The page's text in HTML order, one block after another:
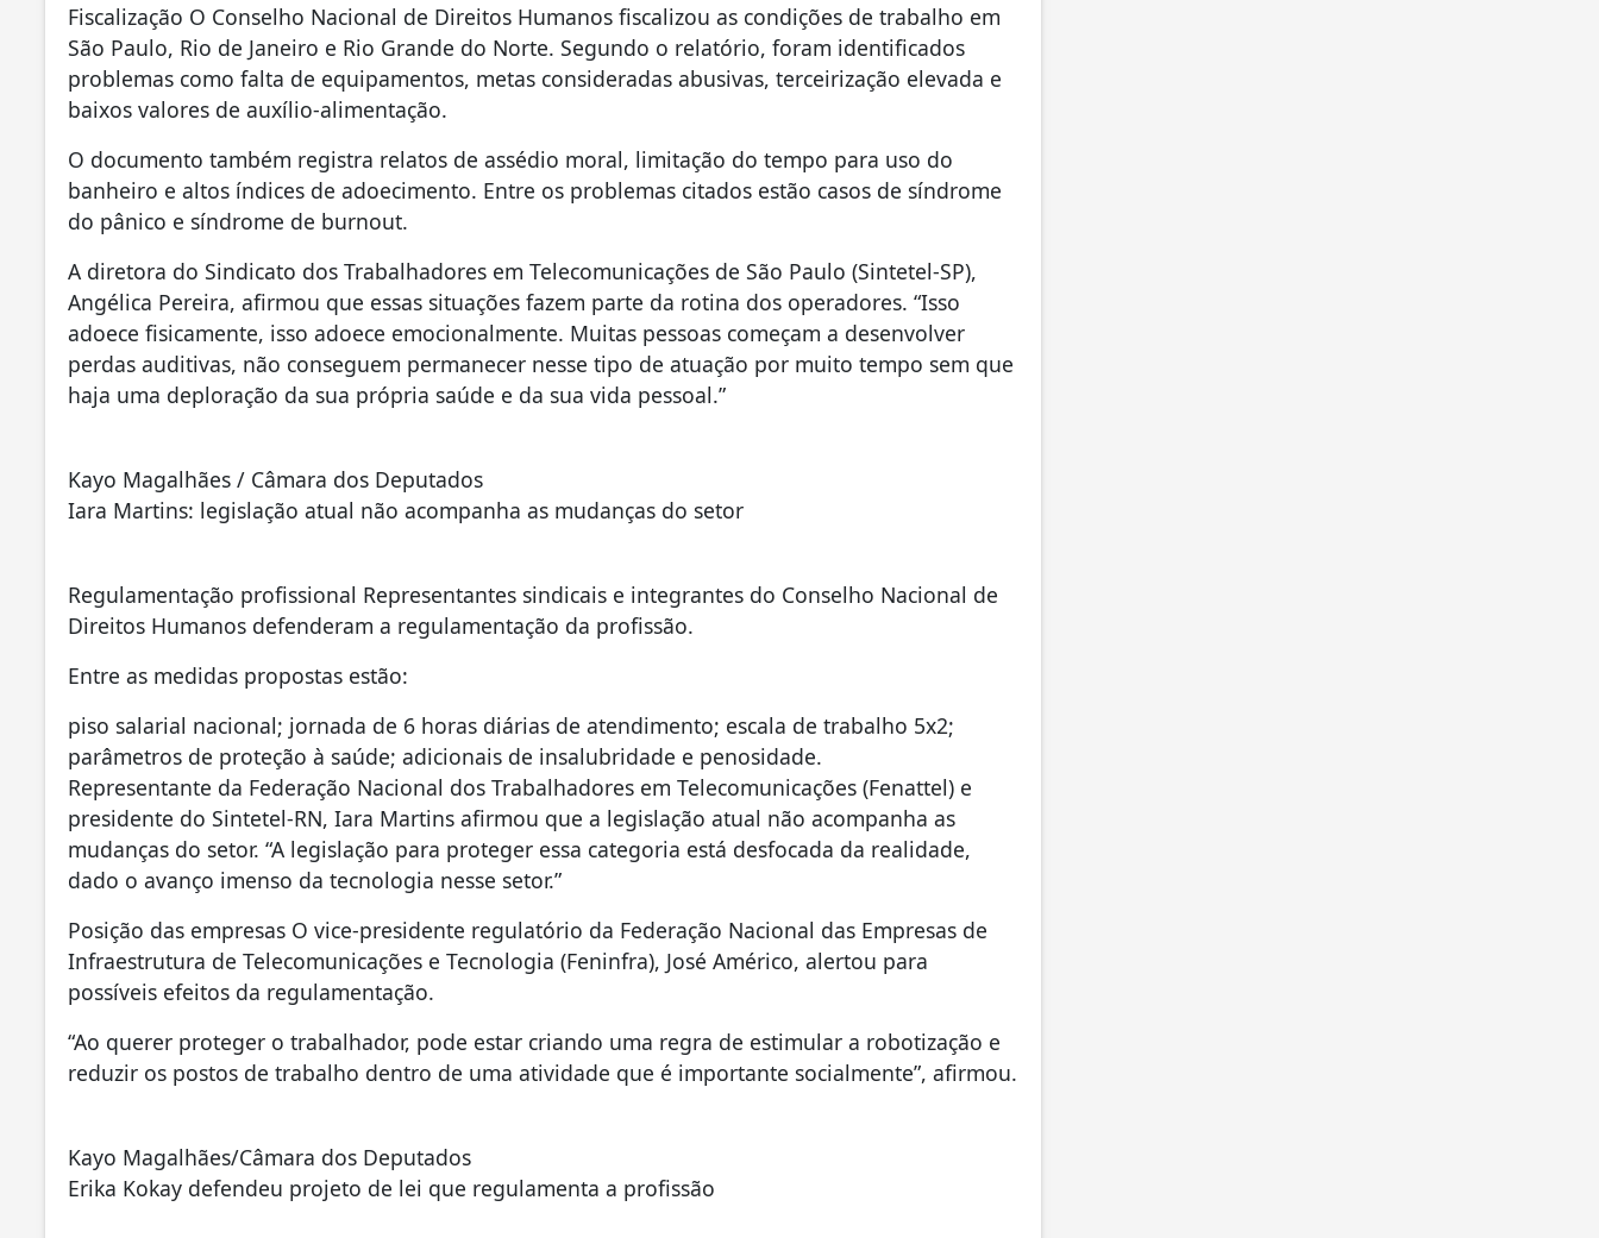
Fiscalização O Conselho Nacional de Direitos Humanos fiscalizou as condições de trabalho em
São Paulo, Rio de Janeiro e Rio Grande do Norte. Segundo o relatório, foram identificados
problemas como falta de equipamentos, metas consideradas abusivas, terceirização elevada e
baixos valores de auxílio-alimentação.
O documento também registra relatos de assédio moral, limitação do tempo para uso do
banheiro e altos índices de adoecimento. Entre os problemas citados estão casos de síndrome
do pânico e síndrome de burnout.
A diretora do Sindicato dos Trabalhadores em Telecomunicações de São Paulo (Sintetel-SP),
Angélica Pereira, afirmou que essas situações fazem parte da rotina dos operadores. “Isso
adoece fisicamente, isso adoece emocionalmente. Muitas pessoas começam a desenvolver
perdas auditivas, não conseguem permanecer nesse tipo de atuação por muito tempo sem que
haja uma deploração da sua própria saúde e da sua vida pessoal.”
Kayo Magalhães / Câmara dos Deputados
Iara Martins: legislação atual não acompanha as mudanças do setor
Regulamentação profissional Representantes sindicais e integrantes do Conselho Nacional de
Direitos Humanos defenderam a regulamentação da profissão.
Entre as medidas propostas estão:
piso salarial nacional; jornada de 6 horas diárias de atendimento; escala de trabalho 5x2;
parâmetros de proteção à saúde; adicionais de insalubridade e penosidade.
Representante da Federação Nacional dos Trabalhadores em Telecomunicações (Fenattel) e
presidente do Sintetel-RN, Iara Martins afirmou que a legislação atual não acompanha as
mudanças do setor. “A legislação para proteger essa categoria está desfocada da realidade,
dado o avanço imenso da tecnologia nesse setor.”
Posição das empresas O vice-presidente regulatório da Federação Nacional das Empresas de
Infraestrutura de Telecomunicações e Tecnologia (Feninfra), José Américo, alertou para
possíveis efeitos da regulamentação.
“Ao querer proteger o trabalhador, pode estar criando uma regra de estimular a robotização e
reduzir os postos de trabalho dentro de uma atividade que é importante socialmente”, afirmou.
Kayo Magalhães/Câmara dos Deputados
Erika Kokay defendeu projeto de lei que regulamenta a profissão